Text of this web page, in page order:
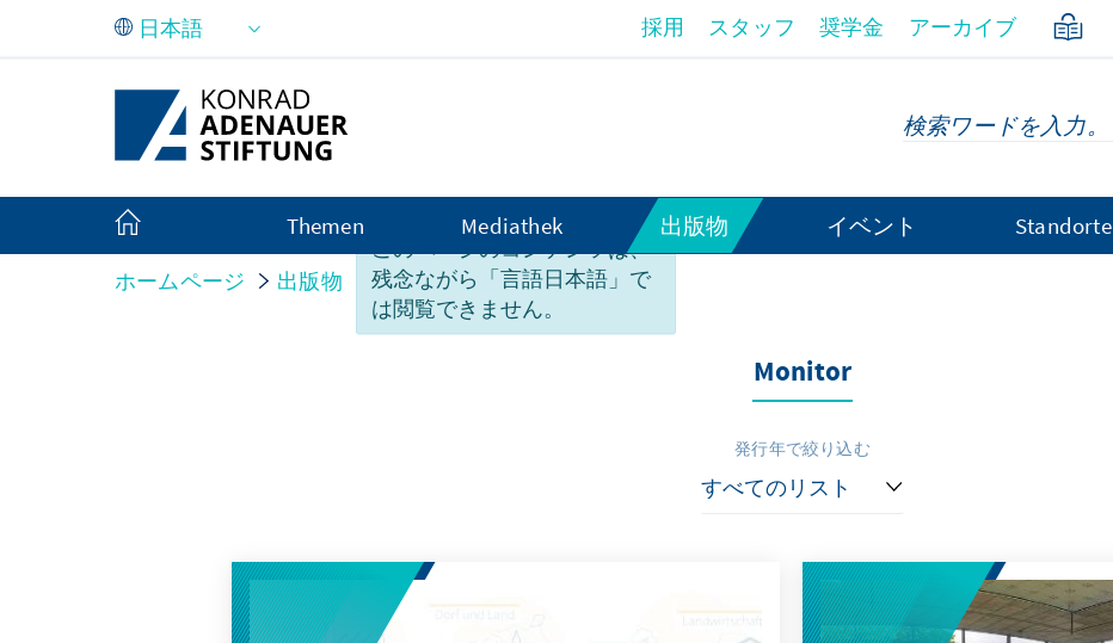
メインコンテンツにスキップ
このページのコンテンツは、
残念ながら「言語日本語」で
は閲覧できません。
採用 スタッフ 奨学金 アーカイブ
Themen Mediathek 出版物 イベント Standorte
ホームページ 出版物 Monitor
Monitor
発行年で絞り込む